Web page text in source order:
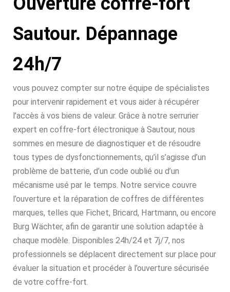
Sautour. Dépannage
24h/7
vous pouvez compter sur notre équipe de spécialistes
pour intervenir rapidement et vous aider à récupérer
l’accès à vos biens de valeur. Grâce à notre serrurier
expert en coffre-fort électronique à Sautour, nous
sommes en mesure de diagnostiquer et de résoudre
tous types de dysfonctionnements, qu’il s’agisse d’un
problème de batterie, d’un code oublié ou d’un
mécanisme usé par le temps. Notre service couvre
l’ouverture et la réparation de coffres de différentes
marques, telles que Fichet, Bricard, Hartmann, ou encore
Burg Wächter, afin de garantir une solution adaptée à
chaque modèle. Disponibles 24h/24 et 7j/7, nos
professionnels se déplacent directement sur place pour
évaluer la situation et procéder à l’ouverture sécurisée
de votre coffre-fort.